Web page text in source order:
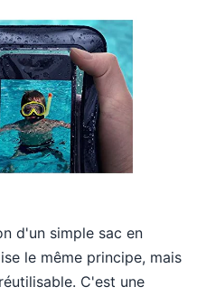
d'un simple sac en
le même principe, mais
C'est une